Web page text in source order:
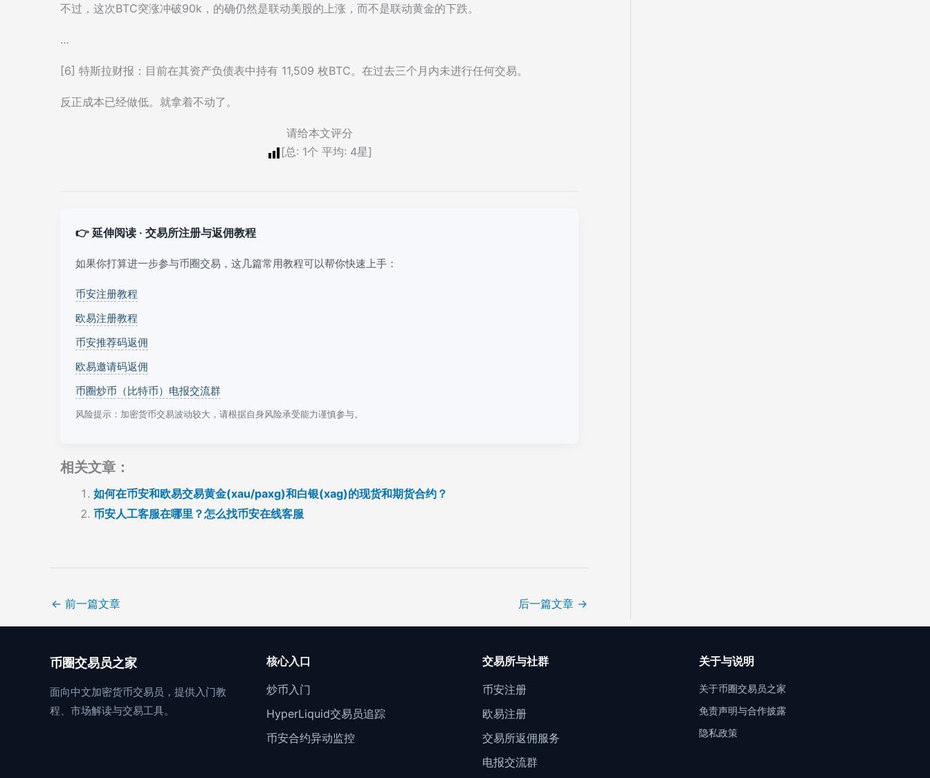
不过，这次BTC突涨冲破90k，的确仍然是联动美股的上涨，而不是联动黄金的下跌。
…
[6] 特斯拉财报：目前在其资产负债表中持有 11,509 枚BTC。在过去三个月内未进行任何交易。
反正成本已经做低。就拿着不动了。
请给本文评分
[总: 1个 平均: 4星]
👉 延伸阅读 · 交易所注册与返佣教程
如果你打算进一步参与币圈交易，这几篇常用教程可以帮你快速上手：
币安注册教程
欧易注册教程
币安推荐码返佣
欧易邀请码返佣
币圈炒币（比特币）电报交流群
风险提示：加密货币交易波动较大，请根据自身风险承受能力谨慎参与。
相关文章：
如何在币安和欧易交易黄金(xau/paxg)和白银(xag)的现货和期货合约？
币安人工客服在哪里？怎么找币安在线客服
← 前一篇文章 后一篇文章 →
币圈交易员之家
面向中文加密货币交易员，提供入门教
程、市场解读与交易工具。
核心入口
炒币入门
HyperLiquid交易员追踪
币安合约异动监控
交易所与社群
币安注册
欧易注册
交易所返佣服务
电报交流群
关于与说明
关于币圈交易员之家
免责声明与合作披露
隐私政策